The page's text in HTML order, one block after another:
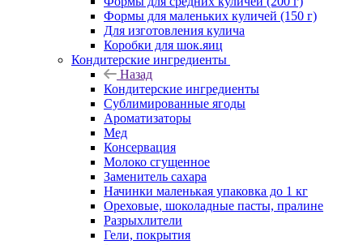
Формы для маленьких куличей (150 г)
Для изготовления кулича
Коробки для шок.яиц
Кондитерские ингредиенты
Назад
Кондитерские ингредиенты
Сублимированные ягоды
Ароматизаторы
Мед
Консервация
Молоко сгущенное
Заменитель сахара
Начинки маленькая упаковка до 1 кг
Ореховые, шоколадные пасты, пралине
Разрыхлители
Гели, покрытия